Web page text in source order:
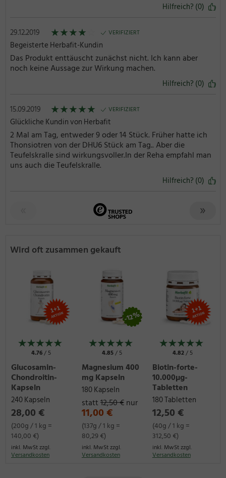
Hilfreich? (0)
29.12.2019 ★★★★ VERIFIZIERT
Begeisterte Herbafit-Kundin
Das Produkt enttäuscht zunächst nicht. Ich kann aber
noch keine Aussage zur Wirkung machen.
Hilfreich? (0)
15.09.2019 ★★★★★ VERIFIZIERT
Glückliche Kundin von Herbafit
2 Mal am Tag, entweder 9 oder 14 Stück. Früher hatte ich
Thonsiotren von der DHU6 Stück am Tag.. Aber die
Teufelskralle sind wirkungsvoller.In der Reha empfahl man
uns auch die Teufelskralle.
Hilfreich? (0)
Wird oft zusammen gekauft
4.76/ 5
Glucosamin-
Chondroitin-
Kapseln
240 Kapseln
28,00 €
(200g / 1 kg =
140,00 €)
inkl. MwSt zzgl.
Versandkosten
-12%
4.85/ 5
Magnesium 400
mg Kapseln
180 Kapseln
statt12,50 €nur
11,00 €
(137g / 1 kg =
80,29 €)
inkl. MwSt zzgl.
Versandkosten
4.82/ 5
Biotin-forte-
10.000µg-
Tabletten
180 Tabletten
12,50 €
(40g / 1 kg =
312,50 €)
inkl. MwSt zzgl.
Versandkosten